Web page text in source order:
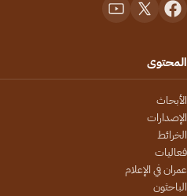
المحتوى
الأبحاث
الإصدارات
الخرائط
فعاليات
عمران في الإعلام
الباحثون